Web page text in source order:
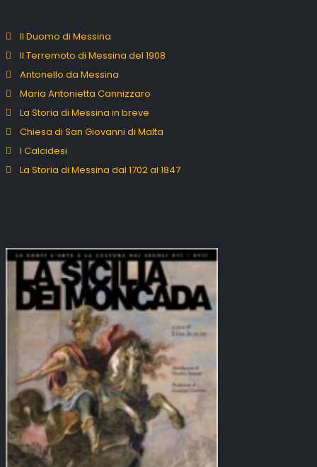
Il Duomo di Messina
Il Terremoto di Messina del 1908
Antonello da Messina
Maria Antonietta Cannizzaro
La Storia di Messina in breve
Chiesa di San Giovanni di Malta
I Calcidesi
La Storia di Messina dal 1702 al 1847